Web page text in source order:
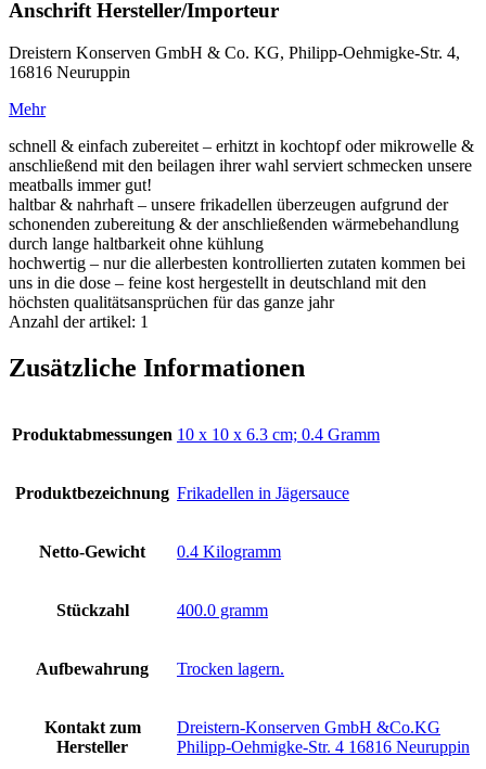
Anschrift Hersteller/Importeur
Dreistern Konserven GmbH & Co. KG, Philipp-Oehmigke-Str. 4,
16816 Neuruppin
Mehr
schnell & einfach zubereitet – erhitzt in kochtopf oder mikrowelle &
anschließend mit den beilagen ihrer wahl serviert schmecken unsere
meatballs immer gut!
haltbar & nahrhaft – unsere frikadellen überzeugen aufgrund der
schonenden zubereitung & der anschließenden wärmebehandlung
durch lange haltbarkeit ohne kühlung
hochwertig – nur die allerbesten kontrollierten zutaten kommen bei
uns in die dose – feine kost hergestellt in deutschland mit den
höchsten qualitätsansprüchen für das ganze jahr
Anzahl der artikel: 1
Zusätzliche Informationen
Produktabmessungen ‎10 x 10 x 6.3 cm; 0.4 Gramm
Produktbezeichnung ‎Frikadellen in Jägersauce
Netto-Gewicht ‎0.4 Kilogramm
Stückzahl ‎400.0 gramm
Aufbewahrung ‎Trocken lagern.
Kontakt zum
Hersteller
‎Dreistern-Konserven GmbH &Co.KG
Philipp-Oehmigke-Str. 4 16816 Neuruppin